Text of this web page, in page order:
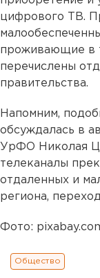
цифрового ТВ.
проживающие в
перечислены
правительства.
Напомним,
обсуждалась в
УрФО Николая
телеканалы
отдаленных и
региона,
Фото:
Общество